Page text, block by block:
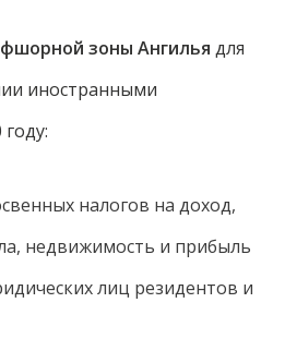
зоны Ангильядля
иностранными
налогов на доход,
недвижимость и прибыль
лиц резидентов и